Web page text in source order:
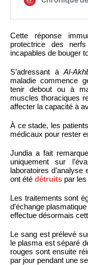
Cette réponse
protectrice des
incapables de bouger
S’adressant àAl-
maladie commence
tenir debout ou à
muscles thoraciques
affecter la capacité à
À ce stade, les
médicaux pour rester
Jundia a fait
uniquement sur
laboratoires
ont été détruits par
Les traitements sont
d’échange
effectue désormais
Le sang est prélevé
le plasma est séparé
rouges sont ensuite
par jour pendant une